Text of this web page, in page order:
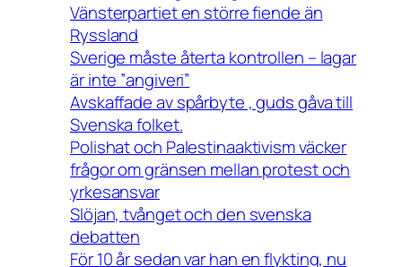
Vänsterpartiet en större fiende än
Ryssland
Sverige måste återta kontrollen – lagar
är inte ”angiveri”
Avskaffade av spårbyte , guds gåva till
Svenska folket.
Polishat och Palestinaaktivism väcker
frågor om gränsen mellan protest och
yrkesansvar
Slöjan, tvånget och den svenska
debatten
För 10 år sedan var han en flykting, nu